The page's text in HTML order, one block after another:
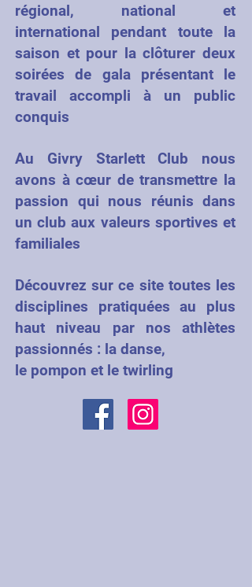
régional, national et
international pendant toute la
saison et pour la clôturer deux
soirées de gala présentant le
travail accompli à un public
conquis
Au Givry Starlett Club nous
avons à cœur de transmettre la
passion qui nous réunis dans
un club aux valeurs sportives et
familiales
Découvrez sur ce site toutes les
disciplines pratiquées au plus
haut niveau par nos athlètes
passionnés : la danse,
le pompon et le twirling